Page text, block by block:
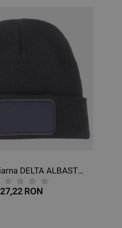
Tricou cu logo PAYPER SUNSET WHITE
39,05 RON